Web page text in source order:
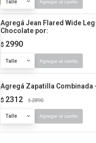
Talle Agregar al carrito
Agregá Jean Flared Wide
Chocolate por:
$ 2990
Talle Agregar al carrito
Agregá Zapatilla Combinada
$ 2312 $ 2890
Talle Agregar al carrito